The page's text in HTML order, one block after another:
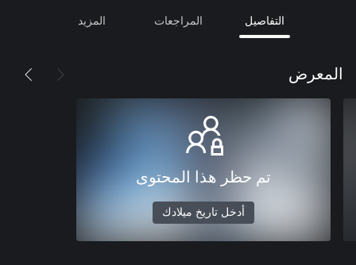
التفاصيل المراجعات المزيد
المعرض
تم حظر هذا المحتوى
أدخل تاريخ ميلادك